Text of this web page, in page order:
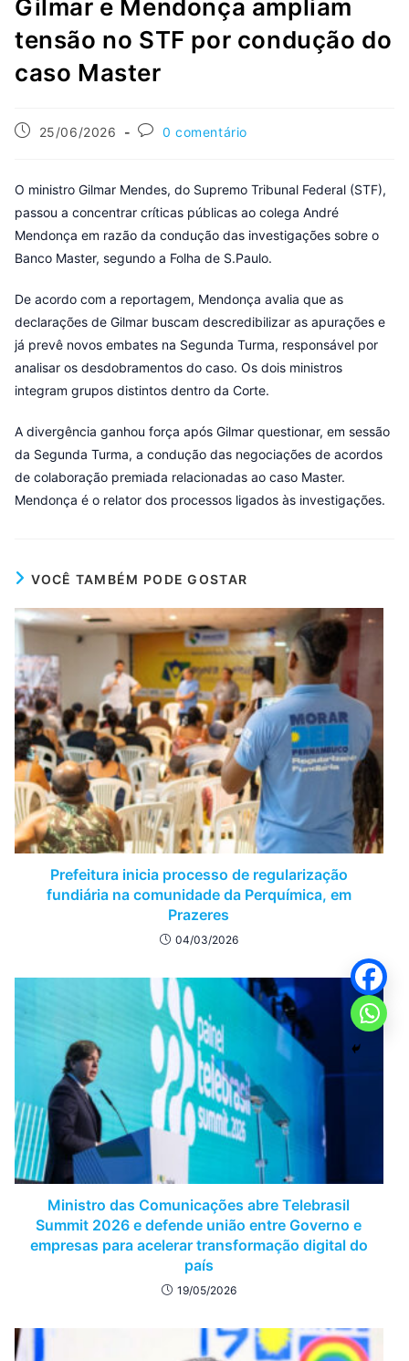
Gilmar e Mendonça ampliam
tensão no STF por condução do
caso Master
25/06/2026 0 comentário
O ministro Gilmar Mendes, do Supremo Tribunal Federal (STF),
passou a concentrar críticas públicas ao colega André
Mendonça em razão da condução das investigações sobre o
Banco Master, segundo a Folha de S.Paulo.
De acordo com a reportagem, Mendonça avalia que as
declarações de Gilmar buscam descredibilizar as apurações e
já prevê novos embates na Segunda Turma, responsável por
analisar os desdobramentos do caso. Os dois ministros
integram grupos distintos dentro da Corte.
A divergência ganhou força após Gilmar questionar, em sessão
da Segunda Turma, a condução das negociações de acordos
de colaboração premiada relacionadas ao caso Master.
Mendonça é o relator dos processos ligados às investigações.
VOCÊ TAMBÉM PODE GOSTAR
Prefeitura inicia processo de regularização
fundiária na comunidade da Perquímica, em
Prazeres
04/03/2026
Ministro das Comunicações abre Telebrasil
Summit 2026 e defende união entre Governo e
empresas para acelerar transformação digital do
país
19/05/2026